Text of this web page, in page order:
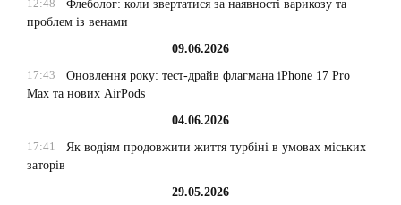
12:48
Флеболог: коли звертатися за наявності варикозу та
проблем із венами
09.06.2026
17:43
Оновлення року: тест-драйв флагмана iPhone 17 Pro
Max та нових AirPods
04.06.2026
17:41
Як водіям продовжити життя турбіні в умовах міських
заторів
29.05.2026